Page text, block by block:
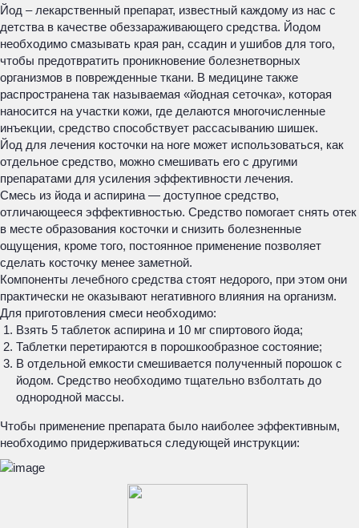
Йод – лекарственный препарат, известный каждому из нас с
детства в качестве обеззараживающего средства. Йодом
необходимо смазывать края ран, ссадин и ушибов для того,
чтобы предотвратить проникновение болезнетворных
организмов в поврежденные ткани. В медицине также
распространена так называемая «йодная сеточка», которая
наносится на участки кожи, где делаются многочисленные
инъекции, средство способствует рассасыванию шишек.
Йод для лечения косточки на ноге может использоваться, как
отдельное средство, можно смешивать его с другими
препаратами для усиления эффективности лечения.
Смесь из йода и аспирина — доступное средство,
отличающееся эффективностью. Средство помогает снять отек
в месте образования косточки и снизить болезненные
ощущения, кроме того, постоянное применение позволяет
сделать косточку менее заметной.
Компоненты лечебного средства стоят недорого, при этом они
практически не оказывают негативного влияния на организм.
Для приготовления смеси необходимо:
Взять 5 таблеток аспирина и 10 мг спиртового йода;
Таблетки перетираются в порошкообразное состояние;
В отдельной емкости смешивается полученный порошок с
йодом. Средство необходимо тщательно взболтать до
однородной массы.
Чтобы применение препарата было наиболее эффективным,
необходимо придерживаться следующей инструкции: